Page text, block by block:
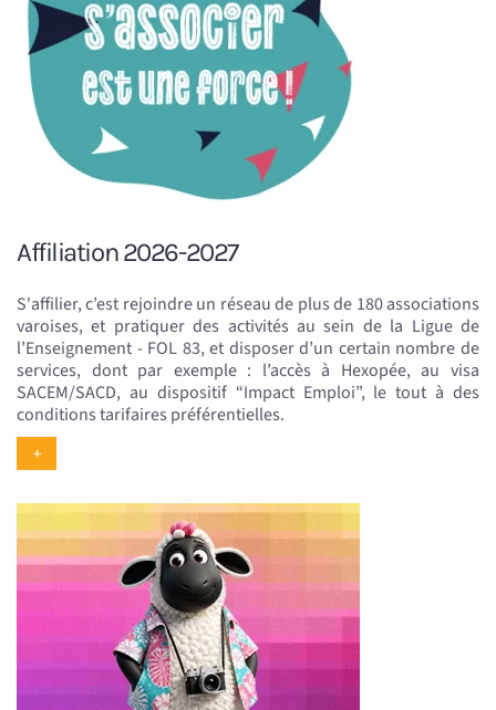
Affiliation 2026-2027
S'affilier, c’est rejoindre un réseau de plus de 180 associations
varoises, et pratiquer des activités au sein de la Ligue de
l’Enseignement - FOL 83, et disposer d’un certain nombre de
services, dont par exemple : l’accès à Hexopée, au visa
SACEM/SACD, au dispositif “Impact Emploi”, le tout à des
conditions tarifaires préférentielles.
+